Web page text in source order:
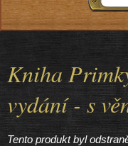
Kniha
vydání - s
Tento produkt byl